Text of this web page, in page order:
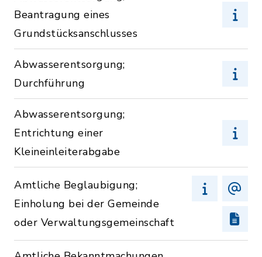
Beantragung eines
Grundstücksanschlusses
Abwasserentsorgung;
Durchführung
Abwasserentsorgung;
Entrichtung einer
Kleineinleiterabgabe
Amtliche Beglaubigung;
Einholung bei der Gemeinde
oder Verwaltungsgemeinschaft